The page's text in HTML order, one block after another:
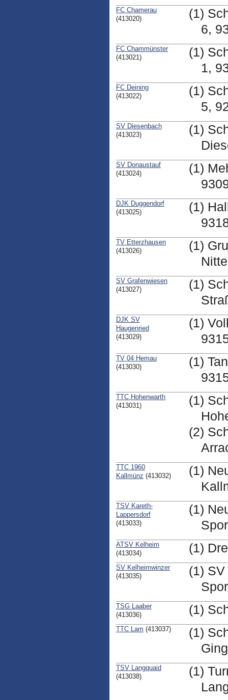
FC Chamerau
(413020)
(1)
6,
FC Chammünster
(413021)
(1)
1,
FC Deining
(413022)
(1)
5,
SV Diesenbach
(413023)
(1)
SV Donaustauf
(413024)
(1)
DJK Duggendorf
(413025)
(1)
TV Etterzhausen
(413026)
(1)
SV Grafenwiesen
(413027)
(1)
DJK SV
Haugenried
(413029)
(1)
TV 04 Hemau
(413030)
(1)
TTC Hohenwarth
(413031)
(1)
(2)
TTC 1960
Kallmünz (413032)
(1)
TSV Kareth-
Lappersdorf
(413033)
(1)
ATSV Kelheim
(413034)
(1)
SV Kelheimwinzer
(413035)
(1)
TSG Laaber
(413036)
(1)
TTC Lam (413037)
(1)
TSV Langquaid
(413038)
(1)